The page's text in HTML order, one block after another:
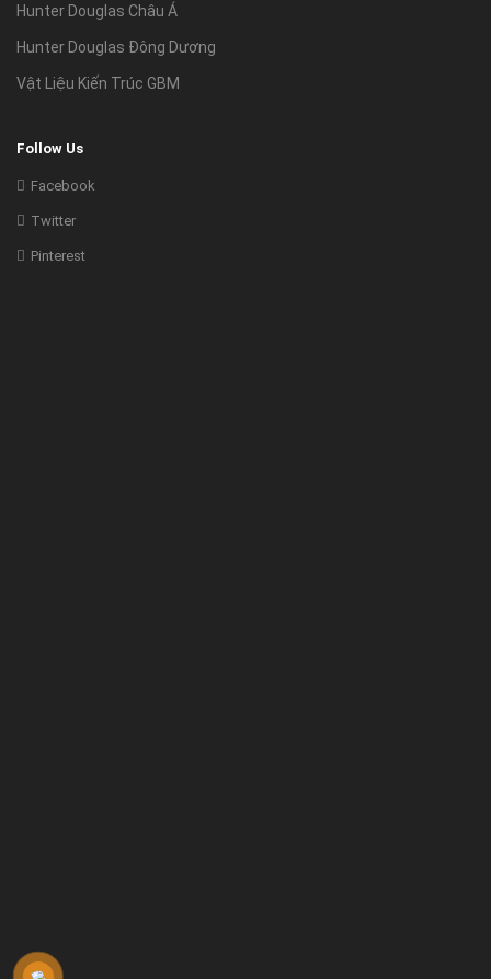
Hunter Douglas Châu Á
Hunter Douglas Đông Dương
Vật Liệu Kiến Trúc GBM
Follow Us
Facebook
Twitter
Pinterest